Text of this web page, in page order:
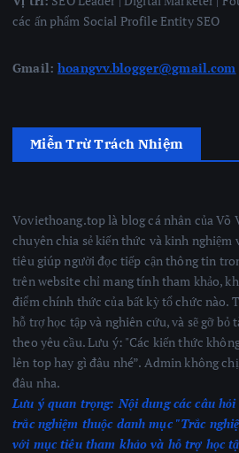
các ấn phẩm Social Profile Entity SEO
Gmail:hoangvv.blogger@gmail.com
Miễn Trừ Trách Nhiệm
Voviethoang.top là blog cá nhân của Võ
chuyên chia sẻ kiến thức và kinh nghiệm
tiêu giúp người đọc tiếp cận thông tin
trên website chỉ mang tính tham khảo,
điểm chính thức của bất kỳ tổ chức nào.
hỗ trợ học tập và nghiên cứu, và sẽ gỡ bỏ
theo yêu cầu. Lưu ý: "Các kiến thức
lên top hay gì đâu nhé”. Admin không
đâu nha.
Lưu ý quan trọng: Nội dung các câu
trắc nghiệm thuộc danh mục "Trắc
với mục tiêu tham khảo và hỗ trợ học